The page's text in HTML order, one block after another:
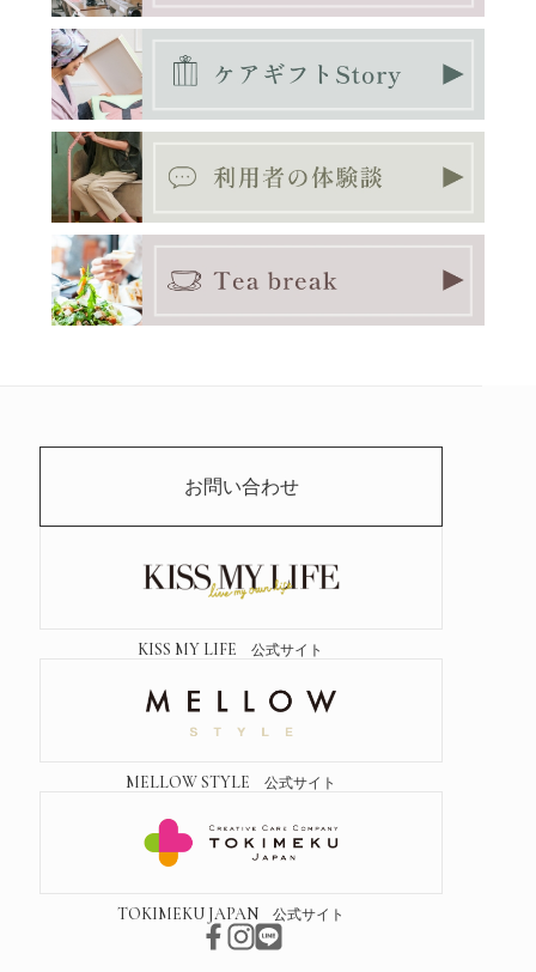
お問い合わせ
KISS MY LIFE 公式サイト
MELLOW STYLE 公式サイト
TOKIMEKU JAPAN 公式サイト